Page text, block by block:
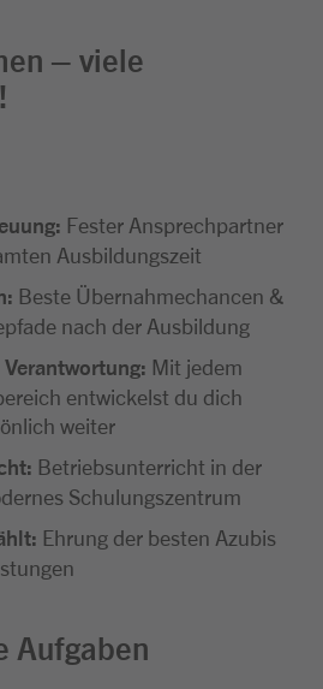
– viele
Fester Ansprechpartner
Ausbildungszeit
Beste Übernahmechancen &
nach der Ausbildung
Mit jedem
entwickelst du dich
weiter
Betriebsunterricht in der
Schulungszentrum
Ehrung der besten Azubis
Aufgaben